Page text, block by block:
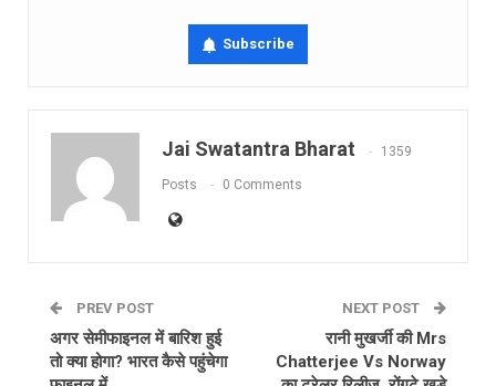
Subscribe
Jai Swatantra Bharat 1359
Posts 0 Comments
PREV POST
अगर सेमीफाइनल में बारिश हुई
तो क्या होगा? भारत कैसे पहुंचेगा
NEXT POST
रानी मुखर्जी की Mrs
Chatterjee Vs Norway